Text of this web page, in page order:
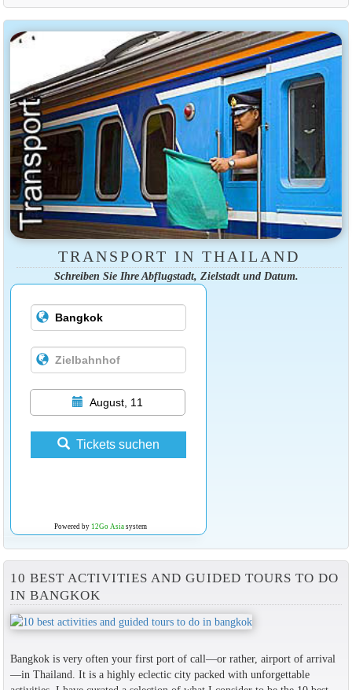
TRANSPORT IN THAILAND
Schreiben Sie Ihre Abflugstadt, Zielstadt und Datum.
August, 11
Tickets suchen
Powered by 12Go Asiasystem
10 BEST ACTIVITIES AND GUIDED TOURS TO DO
IN BANGKOK
Bangkok is very often your first port of call—or rather, airport of arrival
—in Thailand. It is a highly eclectic city packed with unforgettable